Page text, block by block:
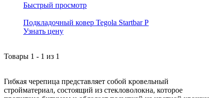
Быстрый просмотр
Подкладочный ковер Tegola Startbar P
Узнать цену
Товары 1 - 1 из 1
Гибкая черепица представляет собой кровельный
стройматериал, состоящий из стекловолокна, которое